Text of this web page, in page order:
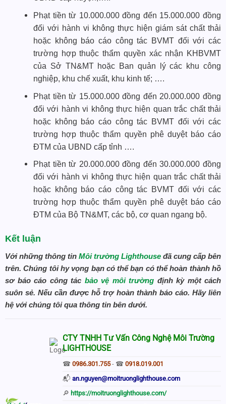
Phạt tiền từ 10.000.000 đồng đến 15.000.000 đồng
đối với hành vi không thực hiện giám sát chất thải
hoặc không báo cáo công tác BVMT đối với các
trường hợp thuộc thẩm quyền xác nhận KHBVMT
của Sở TN&MT hoặc Ban quản lý các khu công
nghiệp, khu chế xuất, khu kinh tế; ….
Phạt tiền từ 15.000.000 đồng đến 20.000.000 đồng
đối với hành vi không thực hiện quan trắc chất thải
hoặc không báo cáo công tác BVMT đối với các
trường hợp thuộc thẩm quyền phê duyệt báo cáo
ĐTM của UBND cấp tỉnh ….
Phạt tiền từ 20.000.000 đồng đến 30.000.000 đồng
đối với hành vi không thực hiện quan trắc chất thải
hoặc không báo cáo công tác BVMT đối với các
trường hợp thuộc thẩm quyền phê duyệt báo cáo
ĐTM của Bộ TN&MT, các bộ, cơ quan ngang bộ.
Kết luận
Với những thông tin Môi trường Lighthouse đã cung cấp bên
trên. Chúng tôi hy vọng bạn có thể bạn có thể hoàn thành hồ
sơ báo cáo công tác bảo vệ môi trường định kỳ một cách
suôn sẻ. Nếu cần được hỗ trợ hoàn thành báo cáo. Hãy liên
hệ với chúng tôi qua thông tin bên dưới.
CTY TNHH Tư Vấn Công Nghệ Môi Trường
LIGHTHOUSE
☎0986.301.755- ☎0918.019.001
📬an.nguyen@moitruonglighthouse.com
🔎 https://moitruonglighthouse.com/